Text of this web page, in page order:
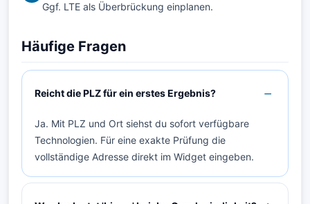
Ggf. LTE als Überbrückung einplanen.
Häufige Fragen
Reicht die PLZ für ein erstes Ergebnis?
Ja. Mit PLZ und Ort siehst du sofort verfügbare
Technologien. Für eine exakte Prüfung die
vollständige Adresse direkt im Widget eingeben.